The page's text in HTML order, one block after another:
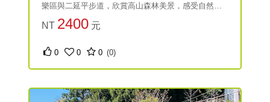
樂區與二延平步道，欣賞高山森林美景，感受自然生
態與森林魅力。
NT 2400 元
0 0 0 (0)